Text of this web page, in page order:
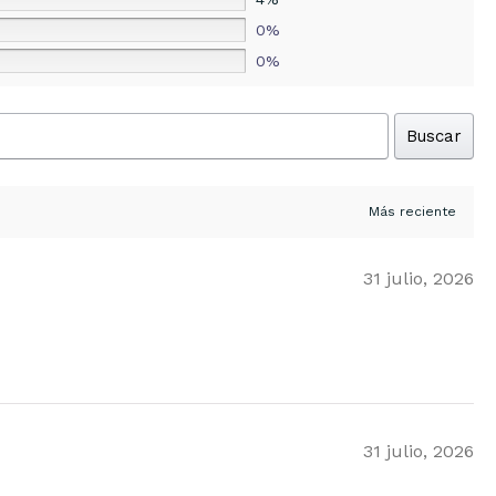
0%
0%
Buscar
31 julio, 2026
31 julio, 2026